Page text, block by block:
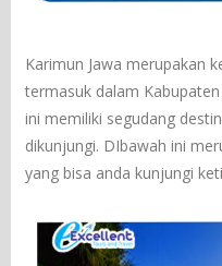
Karimun Jawa merupakan
termasuk dalam Kabupaten
ini memiliki segudang
dikunjungi. DIbawah ini
yang bisa anda kunjungi